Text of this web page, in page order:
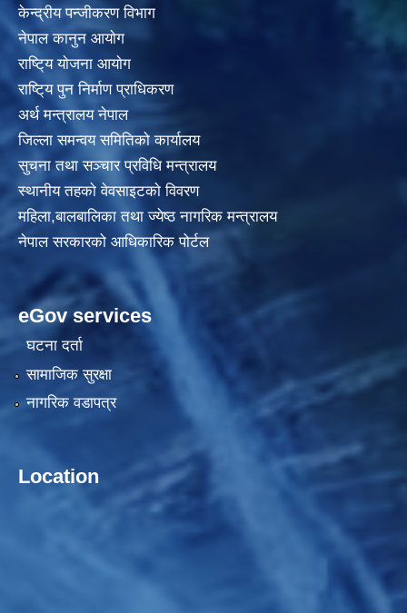
केन्द्रीय पन्जीकरण विभाग
नेपाल कानुन आयाेग
राष्टि्य याेजना आयाेग
राष्टि्य पुन निर्माण प्राधिकरण
अर्थ मन्त्रालय नेपाल
जिल्ला समन्वय समितिको कार्यालय
सुचना तथा सञ्चार प्रविधि मन्त्रालय
स्थानीय तहकाे वेवसाइटकाे विवरण
महिला,बालबालिका तथा ज्येष्ठ नागरिक मन्त्रालय
नेपाल सरकारको आधिकारिक पोर्टल
eGov services
घटना दर्ता
सामाजिक सुरक्षा
नागरिक वडापत्र
Location